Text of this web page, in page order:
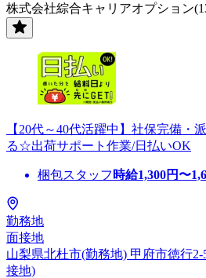
株式会社綜合キャリアオプション
【20代～40代活躍中】社保完備・
る☆出荷サポート作業/日払いOK
梱包スタッフ 時給1,300円〜
勤務地
面接地
山梨県北杜市(勤務地) 甲府市徳行
接地)